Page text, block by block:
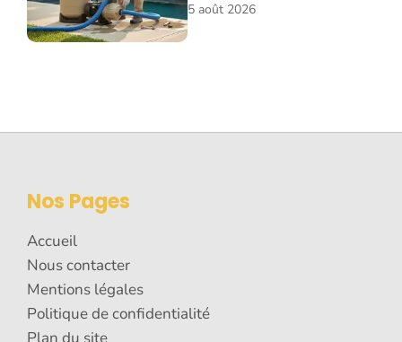
5 août 2026
Nos Pages
Accueil
Nous contacter
Mentions légales
Politique de confidentialité